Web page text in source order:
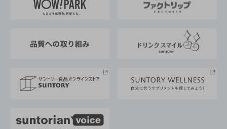
地域情報
サントリーサンバーズ大阪
サントリーが考えるサステナビリティ経営
企業概要
採用情報